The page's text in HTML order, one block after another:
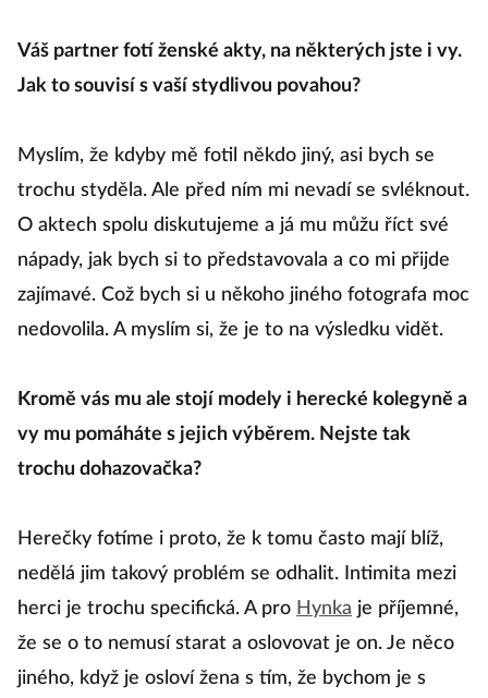
Váš partner fotí ženské akty, na některých jste i vy.
Jak to souvisí s vaší stydlivou povahou?
Myslím, že kdyby mě fotil někdo jiný, asi bych se
trochu styděla. Ale před ním mi nevadí se svléknout.
O aktech spolu diskutujeme a já mu můžu říct své
nápady, jak bych si to představovala a co mi přijde
zajímavé. Což bych si u někoho jiného fotografa moc
nedovolila. A myslím si, že je to na výsledku vidět.
Kromě vás mu ale stojí modely i herecké kolegyně a
vy mu pomáháte s jejich výběrem. Nejste tak
trochu dohazovačka?
Herečky fotíme i proto, že k tomu často mají blíž,
nedělá jim takový problém se odhalit. Intimita mezi
herci je trochu specifická. A pro Hynka je příjemné,
že se o to nemusí starat a oslovovat je on. Je něco
jiného, když je osloví žena s tím, že bychom je s